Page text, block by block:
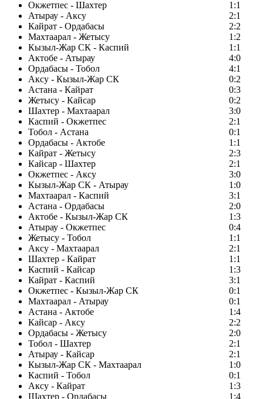
Окжетпес - Шахтер
1:1
Атырау - Аксу
2:1
Кайрат - Ордабасы
2:2
Махтаарал - Жетысу
1:2
Кызыл-Жар СК - Каспий
1:1
Актобе - Атырау
4:0
Ордабасы - Тобол
4:1
Аксу - Кызыл-Жар СК
0:2
Астана - Кайрат
0:3
Жетысу - Кайсар
0:2
Шахтер - Махтаарал
3:0
Каспий - Окжетпес
2:1
Тобол - Астана
0:1
Ордабасы - Актобе
1:1
Кайрат - Жетысу
2:3
Кайсар - Шахтер
2:1
Окжетпес - Аксу
3:0
Кызыл-Жар СК - Атырау
1:0
Махтаарал - Каспий
3:1
Астана - Ордабасы
2:0
Актобе - Кызыл-Жар СК
1:3
Атырау - Окжетпес
0:4
Жетысу - Тобол
1:1
Аксу - Махтаарал
2:1
Шахтер - Кайрат
1:1
Каспий - Кайсар
1:3
Кайрат - Каспий
3:1
Окжетпес - Кызыл-Жар СК
0:1
Махтаарал - Атырау
0:1
Астана - Актобе
1:4
Кайсар - Аксу
2:2
Ордабасы - Жетысу
2:0
Тобол - Шахтер
2:1
Атырау - Кайсар
2:1
Кызыл-Жар СК - Махтаарал
1:0
Каспий - Тобол
0:1
Аксу - Кайрат
1:3
Шахтер - Ордабасы
1:4